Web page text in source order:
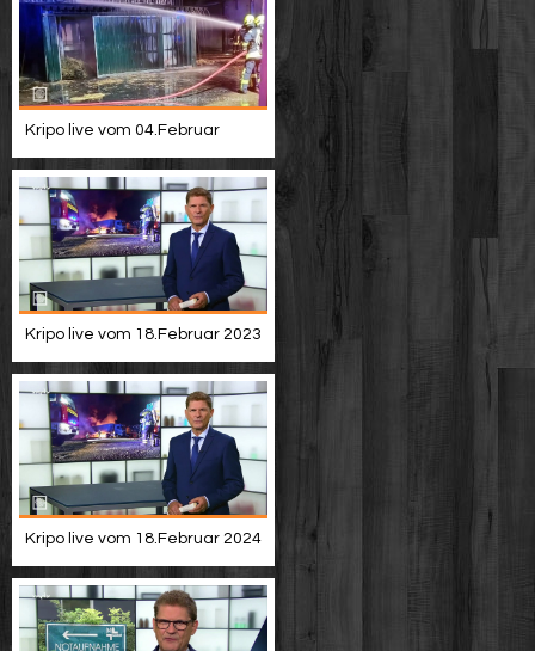
Kripo live vom 04.Februar
Kripo live vom 18.Februar 2023
Kripo live vom 18.Februar 2024